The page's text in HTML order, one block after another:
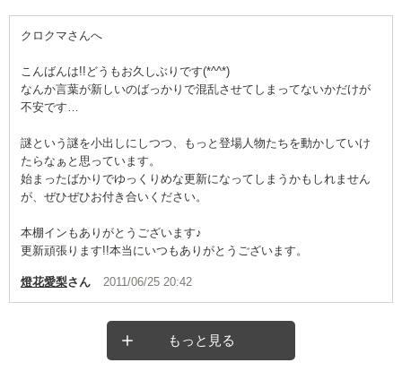
クロクマさんへ
こんばんは!!どうもお久しぶりです(*^^*)
なんか言葉が新しいのばっかりで混乱させてしまってないかだけが
不安です…
謎という謎を小出しにしつつ、もっと登場人物たちを動かしていけ
たらなぁと思っています。
始まったばかりでゆっくりめな更新になってしまうかもしれません
が、ぜひぜひお付き合いください。
本棚インもありがとうございます♪
更新頑張ります!!本当にいつもありがとうございます。
燈花愛梨さん 2011/06/25 20:42
もっと見る